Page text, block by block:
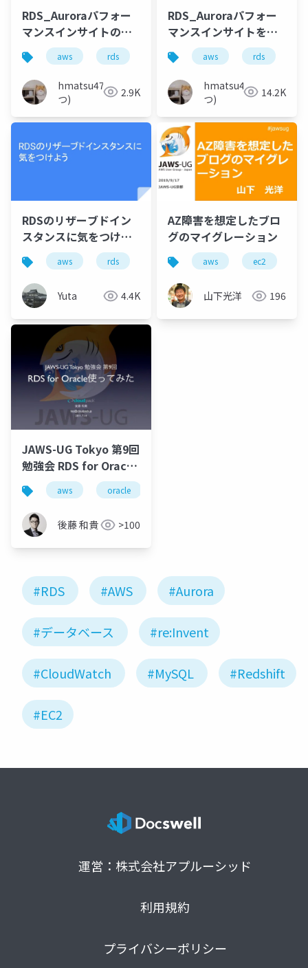
RDS_Auroraパフォー
マンスインサイトのデ
ータをAthenaと
QuickSightで見る
aws rds aurora athena
hmatsu47(ま
つ)
2.9K
RDS_Auroraパフォー
マンスインサイトを使
ってみる（ちょっとだ
けAPI編）
aws rds
hmatsu47(ま
つ)
14.2K
RDSのリザーブドイン
スタンスに気をつけよ
う
aws rds
Yuta 4.4K
AZ障害を想定したブロ
グのマイグレーション
aws ec2
山下光洋 196
JAWS-UG Tokyo 第9回
勉強会 RDS for Oracle
使ってみた
aws oracle
後藤 和貴 >100
#RDS #AWS #Aurora
#データベース #re:Invent
#CloudWatch #MySQL #Redshift
#EC2
運営：株式会社アプルーシッド
利用規約
プライバシーポリシー